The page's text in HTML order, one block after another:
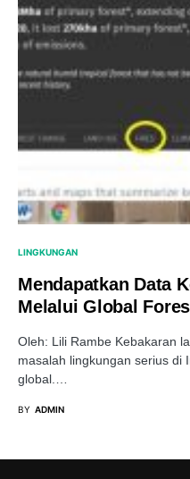
LINGKUNGAN
Mendapatkan Data
Melalui Global
Oleh: Lili Rambe Kebakaran
masalah lingkungan serius di
global.…
BY ADMIN